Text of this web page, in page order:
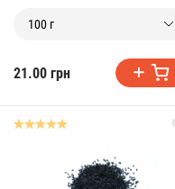
100 г
21.00 грн